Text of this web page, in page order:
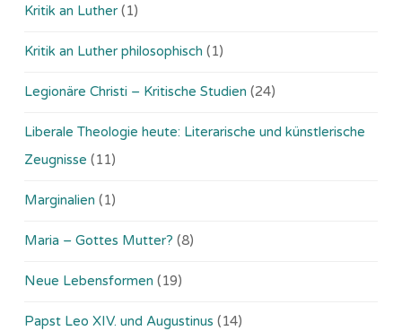
Kritik an Luther (1)
Kritik an Luther philosophisch (1)
Legionäre Christi – Kritische Studien (24)
Liberale Theologie heute: Literarische und künstlerische
Zeugnisse (11)
Marginalien (1)
Maria – Gottes Mutter? (8)
Neue Lebensformen (19)
Papst Leo XIV. und Augustinus (14)